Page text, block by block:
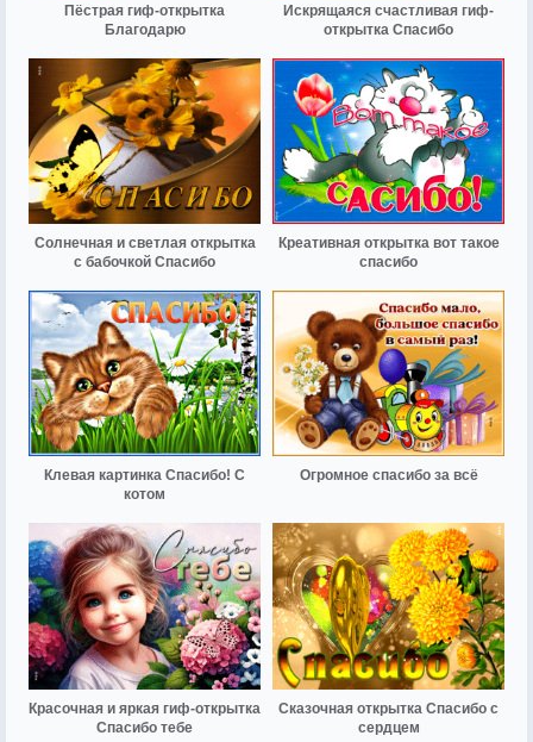
Пёстрая гиф-открытка
Благодарю
Искрящаяся счастливая гиф-
открытка Спасибо
Солнечная и светлая открытка
с бабочкой Спасибо
Креативная открытка вот такое
спасибо
Клевая картинка Спасибо! С
котом
Огромное спасибо за всё
Красочная и яркая гиф-открытка
Спасибо тебе
Сказочная открытка Спасибо с
сердцем